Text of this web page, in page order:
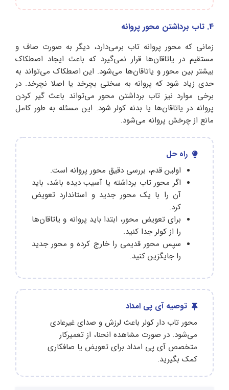
4. تاب برداشتن محور پروانه
زمانی که محور پروانه تاب برمی‌دارد، دیگر به صورت صاف و
مستقیم در یاتاقان‌ها قرار نمی‌گیرد که باعث ایجاد اصطکاک
بیشتر بین محور و یاتاقان‌ها می‌شود. این اصطکاک می‌تواند به
حدی زیاد شود که پروانه به سختی بچرخد یا اصلا نچرخد. در
برخی موارد نیز تاب برداشتن محور می‌تواند باعث گیر کردن
پروانه در یاتاقان‌ها یا بدنه کولر شود. این مسئله به طور کامل
مانع از چرخش پروانه می‌شود.
راه حل
اولین قدم، بررسی دقیق محور پروانه است.
اگر محور تاب برداشته یا آسیب دیده باشد، باید
آن را با یک محور جدید و استاندارد تعویض
کرد.
برای تعویض محور، ابتدا باید پروانه و یاتاقان‌ها
را از کولر جدا کنید.
سپس محور قدیمی را خارج کرده و محور جدید
را جایگزین کنید.
توصیه آی پی امداد
محور تاب‌ دار کولر باعث لرزش و صدای غیرعادی
می‌شود. در صورت مشاهده انحنا، از تعمیرکار
متخصص آی پی امداد برای تعویض یا صافکاری
کمک بگیرید.